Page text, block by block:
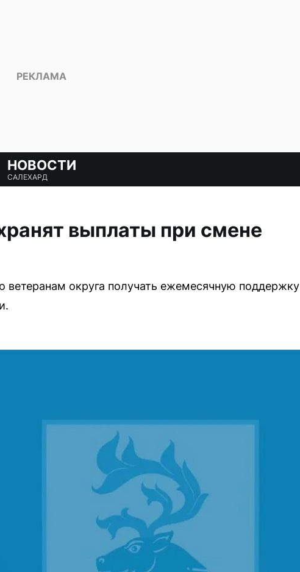
НОВОСТИ
САЛЕХАРД
выплаты при смене
округа получать ежемесячную поддержку